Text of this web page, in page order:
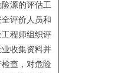
源的评估工
评价人员和
程师组织评
收集资料并
查，对危险